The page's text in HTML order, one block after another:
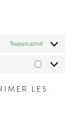
Toujours activé
Marketing
les